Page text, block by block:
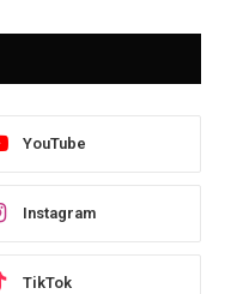
YouTube
Instagram
TikTok